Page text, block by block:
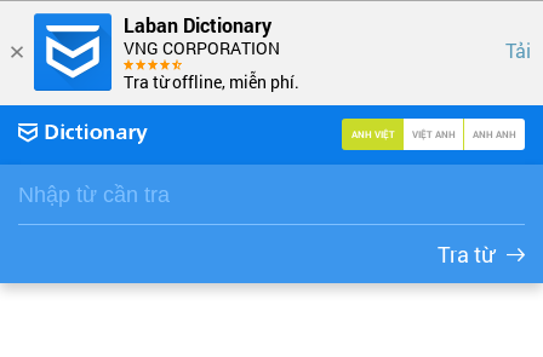
Laban Dictionary
VNG CORPORATION
Tra từ offline, miễn phí.
Tải
ANH VIỆT VIỆT ANH ANH ANH
Tra từ